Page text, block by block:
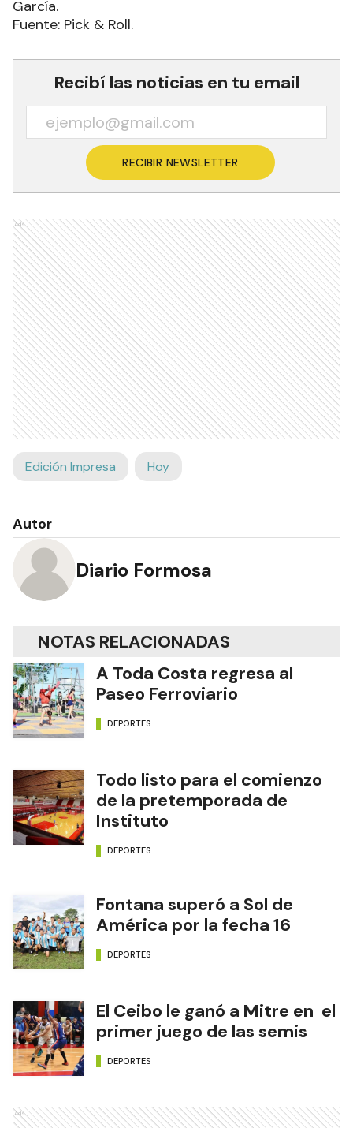
García.
Fuente: Pick & Roll.
Recibí las noticias en tu email
RECIBIR NEWSLETTER
Ads
Edición Impresa Hoy
Autor
Diario Formosa
NOTAS RELACIONADAS
A Toda Costa regresa al
Paseo Ferroviario
DEPORTES
Todo listo para el comienzo
de la pretemporada de
Instituto
DEPORTES
Fontana superó a Sol de
América por la fecha 16
DEPORTES
El Ceibo le ganó a Mitre en el
primer juego de las semis
DEPORTES
Ads